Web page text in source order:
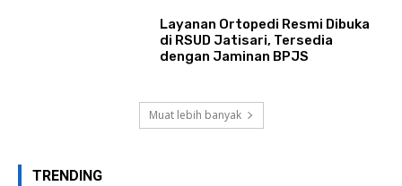
Layanan Ortopedi Resmi Dibuka
di RSUD Jatisari, Tersedia
dengan Jaminan BPJS
Muat lebih banyak
TRENDING